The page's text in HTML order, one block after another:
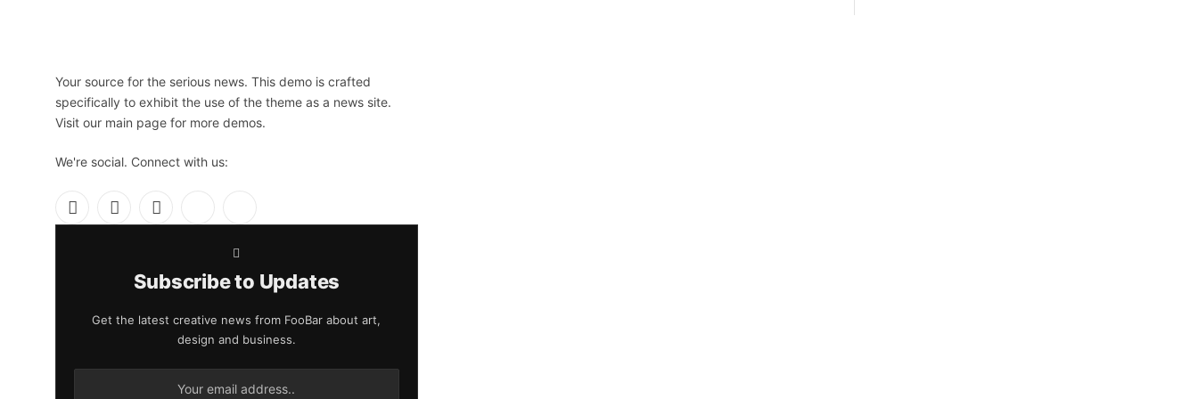
Your source for the serious news. This demo is crafted
specifically to exhibit the use of the theme as a news site.
Visit our main page for more demos.
We're social. Connect with us:
Facebook
X
Instagram
Subscribe to Updates
Get the latest creative news from FooBar about art,
design and business.